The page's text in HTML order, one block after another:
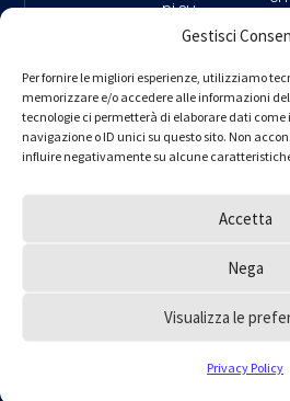
Gestisci
Per fornire le migliori esperienze, utilizziamo
memorizzare e/o accedere alle informazioni
tecnologie ci permetterà di elaborare dati
navigazione o ID unici su questo sito. Non
influire negativamente su alcune
Accetta
Nega
Visualizza le
Privacy Policy
ni su
mezzi
parcheggi
clicca qui
0
Ordine degli Ingegneri della Provincia